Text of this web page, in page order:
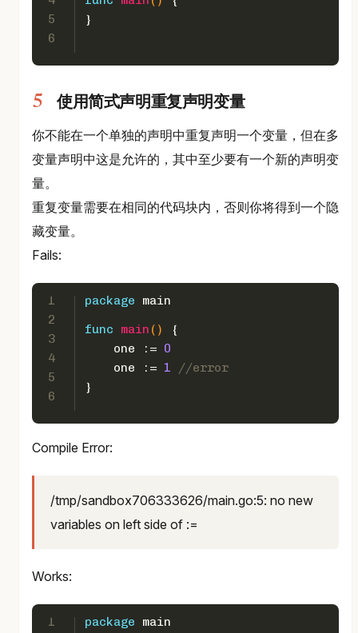
5
6
}
使用简式声明重复声明变量
你不能在一个单独的声明中重复声明一个变量，但在多
变量声明中这是允许的，其中至少要有一个新的声明变
量。
重复变量需要在相同的代码块内，否则你将得到一个隐
藏变量。
Fails:
1
2
3
4
5
6
package main
func
main ()
{
    one :=
0
    one :=
1
//error
}
Compile Error:
/tmp/sandbox706333626/main.go:5: no new
variables on left side of :=
Works:
1
package main